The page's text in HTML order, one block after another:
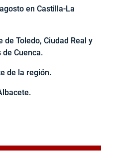
en Castilla-La
de Toledo, Ciudad Real y
Cuenca.
de la región.